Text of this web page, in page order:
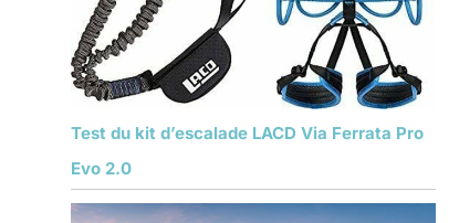
Test du kit d’escalade LACD Via Ferrata Pro
Evo 2.0